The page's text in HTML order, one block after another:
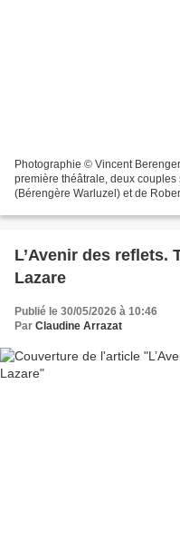
Photographie © Vincent
première théâtrale, deux
(Bérengère Warluzel) et de
L’Avenir des reflets.
Lazare
Publié le 30/05/2026 à 10:46
Par Claudine Arrazat